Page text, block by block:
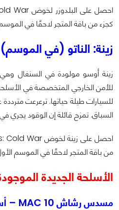
كجزء من باقة المتجر لاحقًا في
زينة: الناتو (في الموسم)
زينة أوسو مولودة في السنغال وهي
للأمن الخارجي المتخصصة في الأسلحة
للسيارات طيلة حياتها. ترعرعت
السباق. تمزح قائلة إن الوقود يجري
من باقة المتجر لاحقًا في الموسم
الأسلحة الجديدة
مسدس رشاش MAC 10 – أسبوع الإطلاق: